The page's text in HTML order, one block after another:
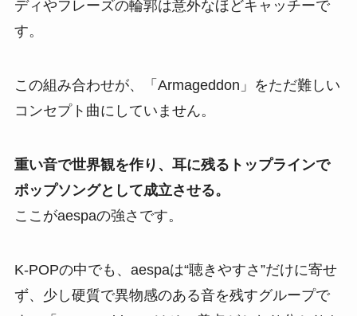
ディやフレーズの輪郭は意外なほどキャッチーで
す。
この組み合わせが、「Armageddon」をただ難しい
コンセプト曲にしていません。
重い音で世界観を作り、耳に残るトップラインで
ポップソングとして成立させる。
ここがaespaの強さです。
K-POPの中でも、aespaは“聴きやすさ”だけに寄せ
ず、少し硬質で異物感のある音を残すグループで